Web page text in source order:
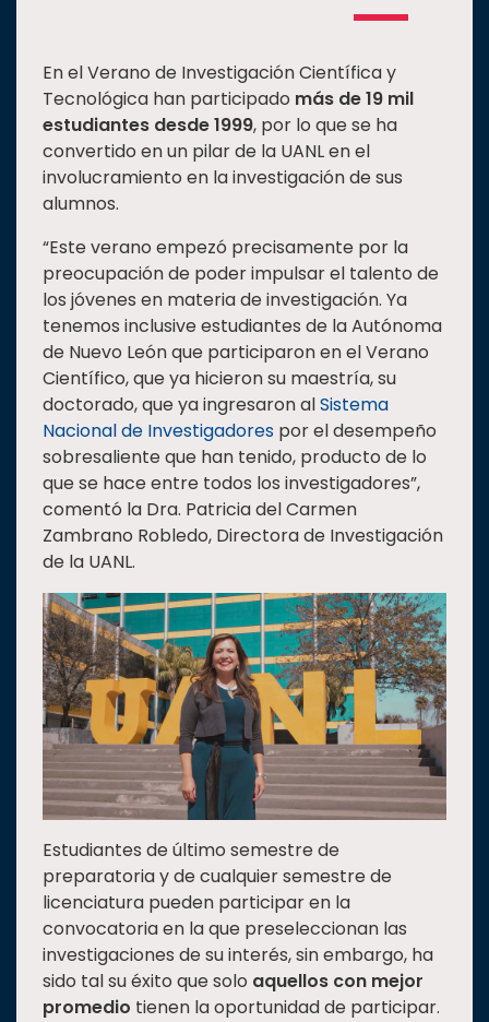
En el Verano de Investigación Científica y
Tecnológica han participado más de 19 mil
estudiantes desde 1999, por lo que se ha
convertido en un pilar de la UANL en el
involucramiento en la investigación de sus
alumnos.
“Este verano empezó precisamente por la
preocupación de poder impulsar el talento de
los jóvenes en materia de investigación. Ya
tenemos inclusive estudiantes de la Autónoma
de Nuevo León que participaron en el Verano
Científico, que ya hicieron su maestría, su
doctorado, que ya ingresaron alSistema
Nacional de Investigadores por el desempeño
sobresaliente que han tenido, producto de lo
que se hace entre todos los investigadores”,
comentó la Dra. Patricia del Carmen
Zambrano Robledo, Directora de Investigación
de la UANL.
Estudiantes de último semestre de
preparatoria y de cualquier semestre de
licenciatura pueden participar en la
convocatoria en la que preseleccionan las
investigaciones de su interés, sin embargo, ha
sido tal su éxito que solo aquellos con mejor
promedio tienen la oportunidad de participar.